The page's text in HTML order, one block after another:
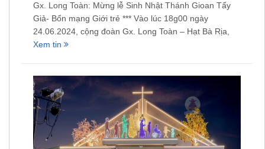
Gx. Long Toàn: Mừng lễ Sinh Nhật Thánh Gioan Tẩy
Giả- Bổn mạng Giới trẻ *** Vào lúc 18g00 ngày
24.06.2024, cộng đoàn Gx. Long Toàn – Hạt Bà Rịa,
Xem tin